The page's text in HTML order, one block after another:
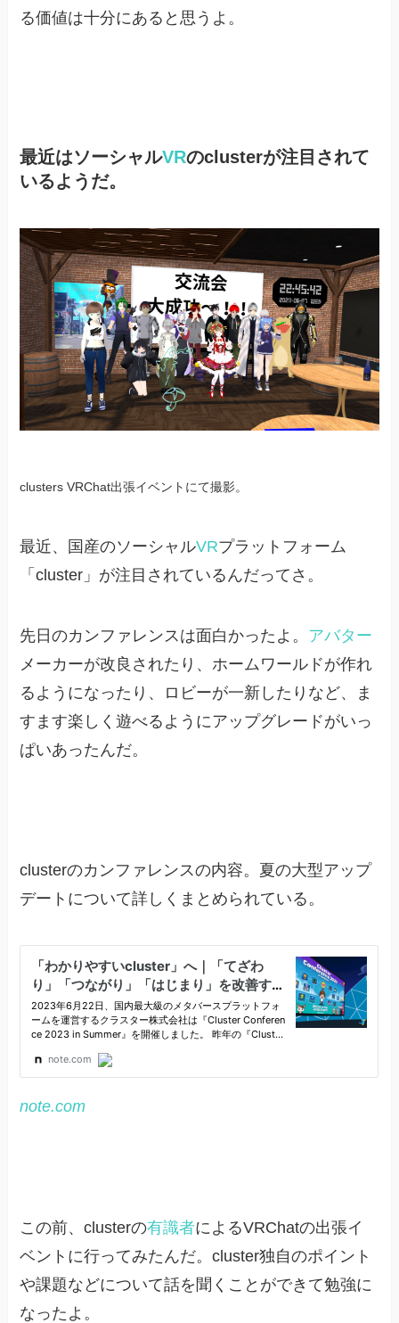
る価値は十分にあると思うよ。
最近はソーシャルVRのclusterが注目されて
いるようだ。
clusters VRChat出張イベントにて撮影。
最近、国産のソーシャルVRプラットフォーム
「cluster」が注目されているんだってさ。
先日のカンファレンスは面白かったよ。 アバター
メーカーが改良されたり、ホームワールドが作れ
るようになったり、ロビーが一新したりなど、ま
すます楽しく遊べるようにアップグレードがいっ
ぱいあったんだ。
clusterのカンファレンスの内容。夏の大型アップ
デートについて詳しくまとめられている。
note.com
この前、clusterの有識者によるVRChatの出張イ
ベントに行ってみたんだ。cluster独自のポイント
や課題などについて話を聞くことができて勉強に
なったよ。